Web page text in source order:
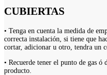
CUBIERTAS
• Tenga en cuenta la medida de
correcta instalación, si tiene que
cortar, adicionar u otro, tendra un
• Recuerde tener el punto de gas
producto.